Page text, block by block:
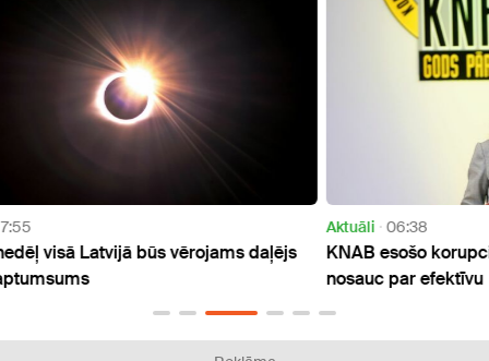
KNAB esošo korupcijas izmeklēšanas modeli
nosauc par efektīvu